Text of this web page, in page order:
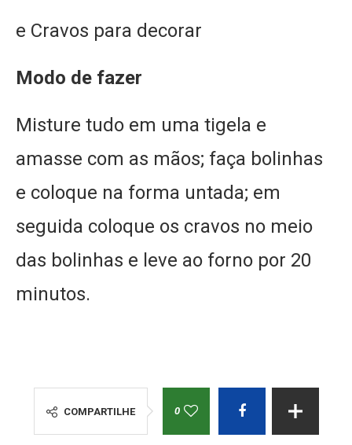
e Cravos para decorar
Modo de fazer
Misture tudo em uma tigela e
amasse com as mãos; faça bolinhas
e coloque na forma untada; em
seguida coloque os cravos no meio
das bolinhas e leve ao forno por 20
minutos.
COMPARTILHE 0